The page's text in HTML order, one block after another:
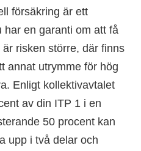
försäkring är ett
en garanti om att få
risken större, där finns
annat utrymme för hög
Enligt kollektivavtalet
av din ITP 1 i en
50 procent kan
upp i två delar och